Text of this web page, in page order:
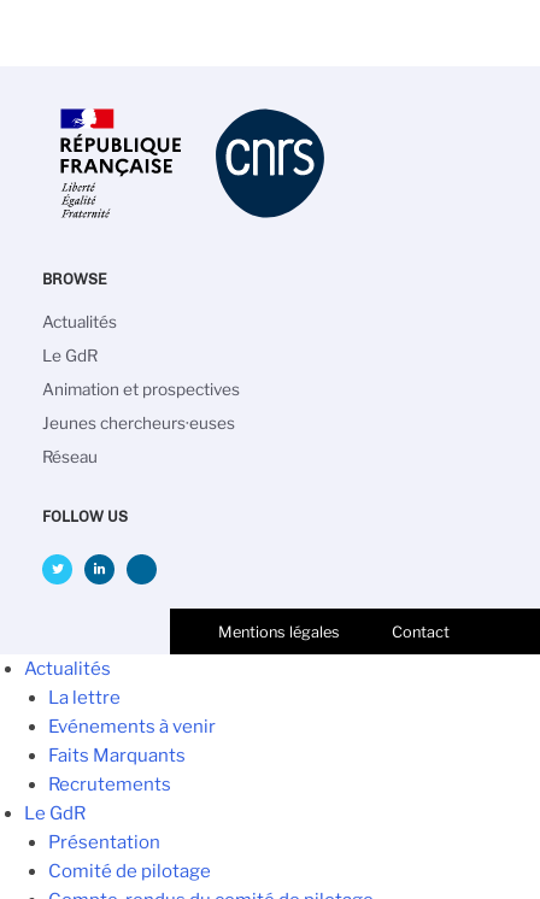
BROWSE
Navigation
principale
Actualités
Le GdR
Animation et prospectives
Jeunes chercheurs·euses
Réseau
FOLLOW US
Mentions légales Contact
Actualités
La lettre
Evénements à venir
Faits Marquants
Recrutements
Le GdR
Présentation
Comité de pilotage